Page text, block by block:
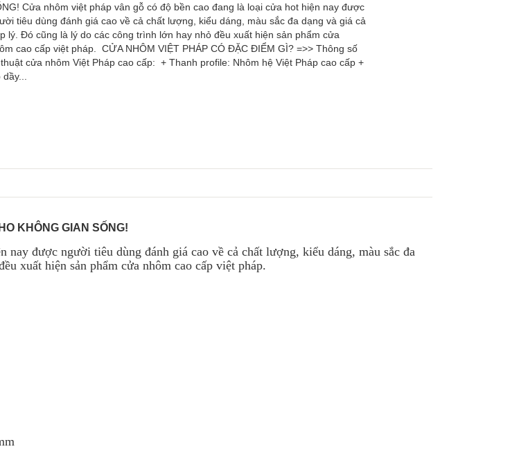
Cửa nhôm việt pháp vân gỗ có độ bền cao đang là loại cửa hot hiện nay được
tiêu dùng đánh giá cao về cả chất lượng, kiểu dáng, màu sắc đa dạng và giá cả
lý. Đó cũng là lý do các công trình lớn hay nhỏ đều xuất hiện sản phẩm cửa
cao cấp việt pháp. CỬA NHÔM VIỆT PHÁP CÓ ĐẶC ĐIỂM GÌ? =>> Thông số
cửa nhôm Việt Pháp cao cấp: + Thanh profile: Nhôm hệ Việt Pháp cao cấp +
dầy...
KHÔNG GIAN SỐNG!
nay được người tiêu dùng đánh giá cao về cả chất lượng, kiểu dáng, màu sắc đa
xuất hiện sản phẩm cửa nhôm cao cấp việt pháp.